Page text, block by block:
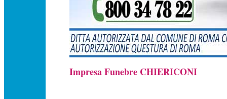
Impresa Funebre CHIERICONI